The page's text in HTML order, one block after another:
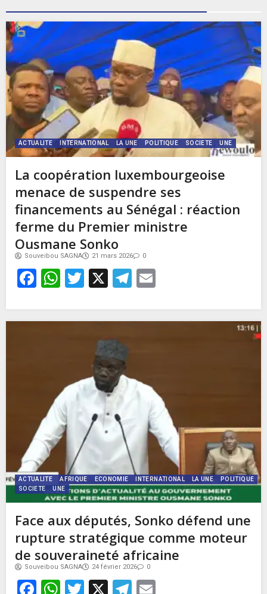
ACTUALITE INTERNATIONAL LA UNE POLITIQUE SOCIETE UNE
La coopération luxembourgeoise
menace de suspendre ses
financements au Sénégal : réaction
ferme du Premier ministre
Ousmane Sonko
Souveibou SAGNA 21 mars 2026 0
Facebook
WhatsApp
Twitter
X Telegram
ACTUALITE AFRIQUE ECONOMIE INTERNATIONAL LA UNE
POLITIQUE
SOCIETE
UNE
Face aux députés, Sonko défend une
rupture stratégique comme moteur
de souveraineté africaine
Souveibou SAGNA 24 février 2026 0
Facebook
WhatsApp
Twitter
X Telegram